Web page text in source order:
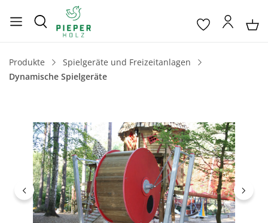
Produkte
Spielgeräte und Freizeitanlagen
Dynamische Spielgeräte
Bildergalerie überspringen